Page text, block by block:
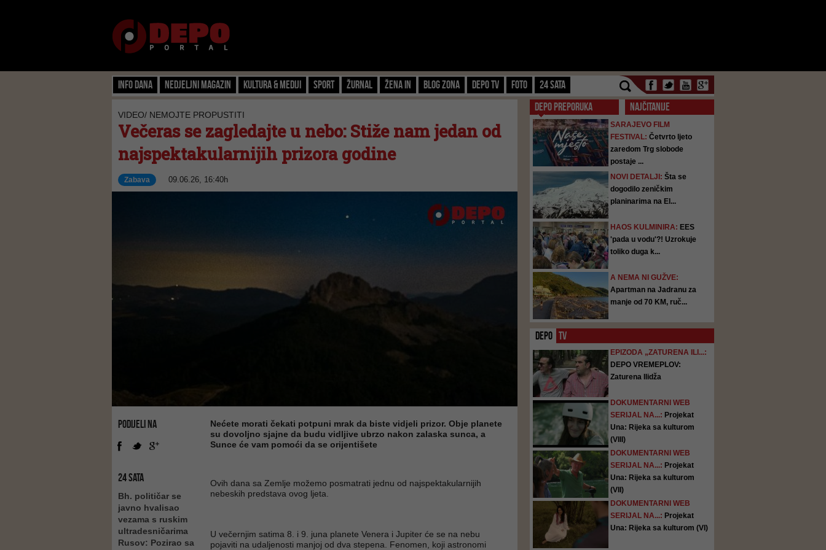
Info dana Nedjeljni magazin Kultura & Mediji Sport Žurnal Žena IN Blog zona Depo TV FOTO 24 SATA
VIDEO/ NEMOJTE PROPUSTITI
Večeras se zagledajte u nebo: Stiže nam jedan od
najspektakularnijih prizora godine
Zabava 09.06.26, 16:40h
PODIJELI NA
24 SATA
Bh. političar se
javno hvalisao
vezama s ruskim
ultradesničarima
Rusov: Pozirao sa
Nećete morati čekati potpuni mrak da biste vidjeli prizor. Obje planete
su dovoljno sjajne da budu vidljive ubrzo nakon zalaska sunca, a
Sunce će vam pomoći da se orijentišete
Ovih dana sa Zemlje možemo posmatrati jednu od najspektakularnijih
nebeskih predstava ovog ljeta.
U večernjim satima 8. i 9. juna planete Venera i Jupiter će se na nebu
pojaviti na udaljenosti manjoj od dva stepena. Fenomen, koji astronomi
DEPO PREPORUKA NAJČITANIJE
SARAJEVO FILM
FESTIVAL: Četvrto ljeto
zaredom Trg slobode
postaje ...
NOVI DETALJI: Šta se
dogodilo zeničkim
planinarima na El...
HAOS KULMINIRA: EES
'pada u vodu'?! Uzrokuje
toliko duga k...
A NEMA NI GUŽVE:
Apartman na Jadranu za
manje od 70 KM, ruč...
DEPO TV
EPIZODA „ZATURENA ILI...:
DEPO VREMEPLOV:
Zaturena Ilidža
DOKUMENTARNI WEB
SERIJAL NA...: Projekat
Una: Rijeka sa kulturom
(VIII)
DOKUMENTARNI WEB
SERIJAL NA...: Projekat
Una: Rijeka sa kulturom
(VII)
DOKUMENTARNI WEB
SERIJAL NA...: Projekat
Una: Rijeka sa kulturom (VI)